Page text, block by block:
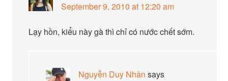
September 9, 2010 at 12:20 am
Lạy hồn, kiểu này gà thì chỉ có nước chết sớm.
Nguyễn Duy Nhân says